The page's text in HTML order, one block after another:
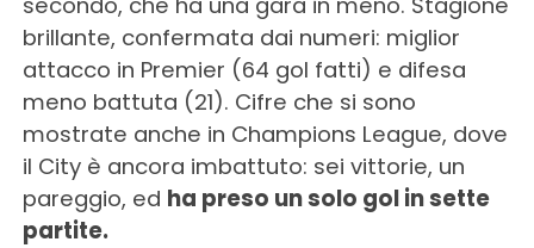
brillante, confermata dai numeri: miglior
attacco in Premier (64 gol fatti) e difesa
meno battuta (21). Cifre che si sono
mostrate anche in Champions League, dove
il City è ancora imbattuto: sei vittorie, un
pareggio, ed ha preso un solo gol in sette
partite.